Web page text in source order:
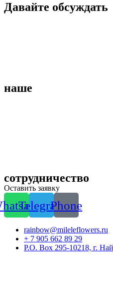
Давайте обсуждать
наше
сотрудничество
Оставить заявку
TelegramPhone
rainbow@mileleflowers.ru
+ 7 905 662 89 29
P.O. Box 295-10218, г.